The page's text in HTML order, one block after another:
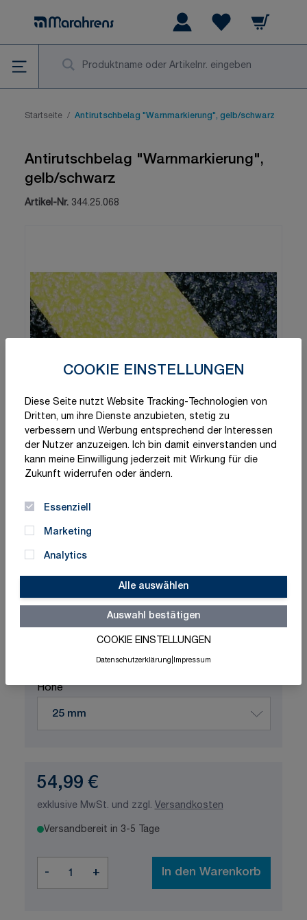
COOKIE EINSTELLUNGEN
Diese Seite nutzt Website Tracking-Technologien von
Dritten, um ihre Dienste anzubieten, stetig zu
verbessern und Werbung entsprechend der Interessen
der Nutzer anzuzeigen. Ich bin damit einverstanden und
kann meine Einwilligung jederzeit mit Wirkung für die
Zukunft widerrufen oder ändern.
Essenziell
Marketing
Analytics
Alle auswählen
Auswahl bestätigen
COOKIE EINSTELLUNGEN
Datenschutzerklärung Impressum
Warenkorb
Startseite / Antirutschbelag "Warnmarkierung", gelb/schwarz
Antirutschbelag "Warnmarkierung",
gelb/schwarz
Artikel-Nr. 344.25.068
Schnelle Lieferung
Made in Germany
Produktvariation wählen
Höhe
54,99 €
exklusive MwSt. und zzgl. Versandkosten
Versandbereit in 3-5 Tage
- + In den Warenkorb